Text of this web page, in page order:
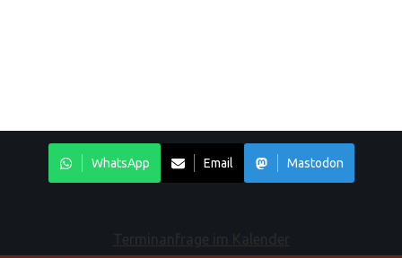
WhatsApp Email Mastodon
Terminanfrage im Kalender